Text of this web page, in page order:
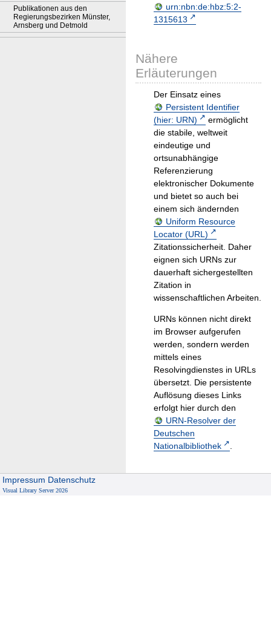
Publikationen aus den
Regierungsbezirken Münster,
Arnsberg und Detmold
urn:nbn:de:hbz:5:2-
1315613
Nähere
Erläuterungen
Der Einsatz eines
Persistent Identifier
(hier: URN)
ermöglicht
die stabile, weltweit
eindeutige und
ortsunabhängige
Referenzierung
elektronischer Dokumente
und bietet so auch bei
einem sich ändernden
Uniform Resource
Locator (URL)
Zitationssicherheit. Daher
eignen sich URNs zur
dauerhaft sichergestellten
Zitation in
wissenschaftlichen Arbeiten.
URNs können nicht direkt
im Browser aufgerufen
werden, sondern werden
mittels eines
Resolvingdienstes in URLs
übersetzt. Die persistente
Auflösung dieses Links
erfolgt hier durch den
URN-Resolver der
Deutschen
Nationalbibliothek
.
Impressum Datenschutz
Visual Library Server 2026